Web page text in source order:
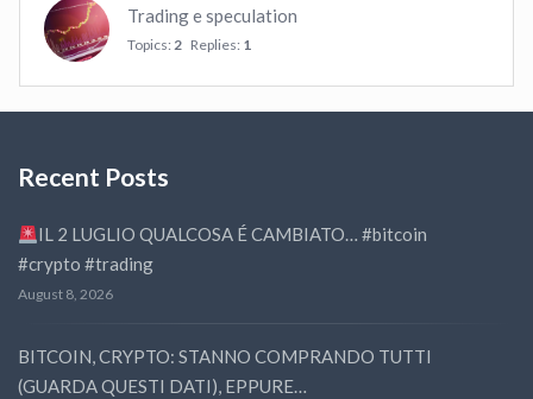
Trading e speculation
Topics: 2 Replies: 1
Recent Posts
IL 2 LUGLIO QUALCOSA É CAMBIATO… #bitcoin
#crypto #trading
August 8, 2026
BITCOIN, CRYPTO: STANNO COMPRANDO TUTTI
(GUARDA QUESTI DATI), EPPURE…